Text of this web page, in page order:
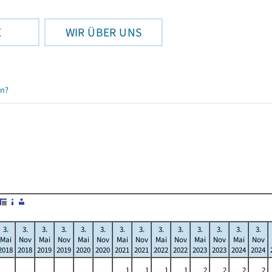
WIR ÜBER UNS
3.
Mai
3.
Nov
2018
3.
Mai
2019
3.
Nov
2019
3.
Mai
2020
3.
Nov
2020
3.
Mai
2021
3.
Nov
2021
3.
Mai
2022
3.
Nov
2022
3.
Mai
2023
3.
Nov
2023
3.
Mai
2024
3.
Nov
2024
1 1 1 1 2 2 2
2